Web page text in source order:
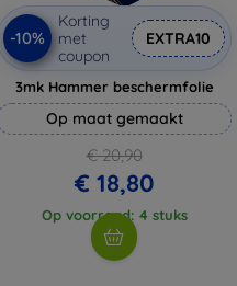
-10%
Korting
met
coupon
EXTRA10
3mk Hammer beschermfolie
Op maat gemaakt
€ 20,90
€ 18,80
Op voorraad: 4 stuks